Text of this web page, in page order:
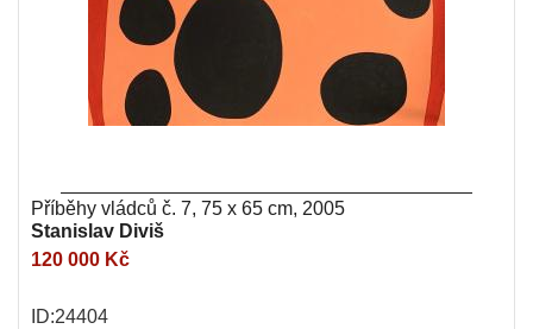
Příběhy vládců č. 7, 75 x 65 cm, 2005
Stanislav Diviš
120 000 Kč
ID:24404